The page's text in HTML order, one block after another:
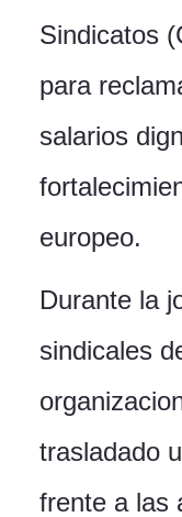
Sindicatos
para
salarios
europeo.
Durante la
sindicales
trasladado
frente a las